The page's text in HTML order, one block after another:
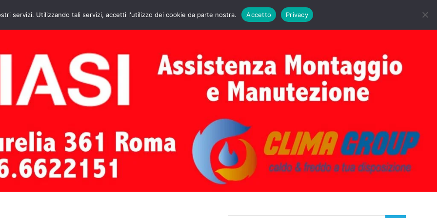
HOME CONTATTI ASSISTENZA CALDAIE BIASI PRIMA ACCENSIONE CALDAIE BIASI
servizi. Utilizzando tali servizi, accetti l'utilizzo dei cookie da parte nostra. Accetto Privacy